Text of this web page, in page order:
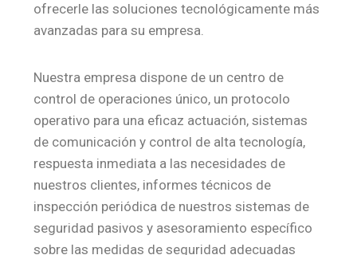
ofrecerle las soluciones tecnológicamente más
avanzadas para su empresa.
Nuestra empresa dispone de un centro de
control de operaciones único, un protocolo
operativo para una eficaz actuación, sistemas
de comunicación y control de alta tecnología,
respuesta inmediata a las necesidades de
nuestros clientes, informes técnicos de
inspección periódica de nuestros sistemas de
seguridad pasivos y asesoramiento específico
sobre las medidas de seguridad adecuadas